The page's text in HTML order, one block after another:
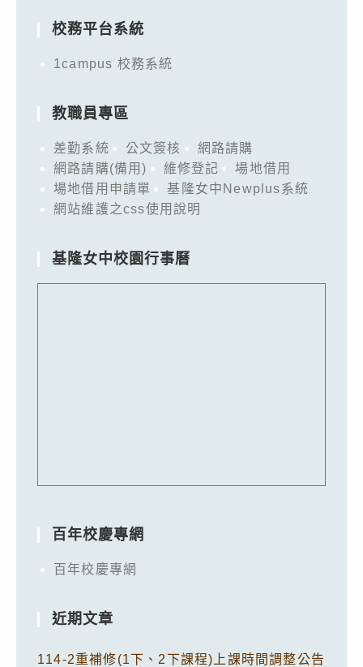
校務平台系統
1campus 校務系統
教職員專區
差勤系統 公文簽核
網路請購
網路請購(備用)
維修登記
場地借用
場地借用申請單
基隆女中Newplus系統
網站維護之css使用說明
基隆女中校園行事曆
百年校慶專網
百年校慶專網
近期文章
114-2重補修(1下、2下課程)上課時間調整公告